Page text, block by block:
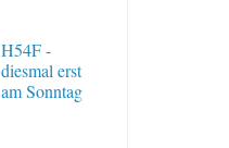
H54F -
diesmal erst
am Sonntag